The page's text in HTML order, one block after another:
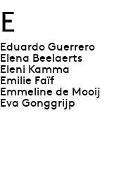
E
Eduardo Guerrero
Elena Beelaerts
Eleni Kamma
Emilie Faïf
Emmeline de Mooij
Eva Gonggrijp